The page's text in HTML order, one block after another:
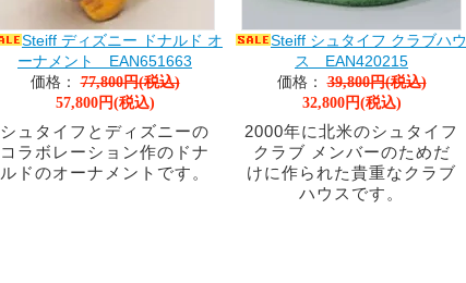
Steiff ディズニー ドナルド オ
ーナメント EAN651663
価格：
77,800円(税込)
57,800円(税込)
シュタイフとディズニーの
コラボレーション作のドナ
ルドのオーナメントです。
Steiff シュタイフ クラブハウ
ス EAN420215
価格：
39,800円(税込)
32,800円(税込)
2000年に北米のシュタイフ
クラブ メンバーのためだ
けに作られた貴重なクラブ
ハウスです。